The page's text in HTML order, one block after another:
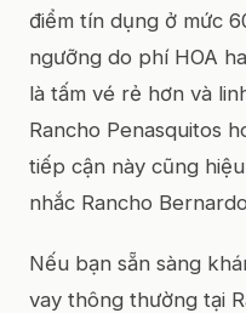
điểm tín dụng ở mức
ngưỡng do phí HOA
là tấm vé rẻ hơn và
Rancho Penasquitos
tiếp cận này cũng
nhắc Rancho
Nếu bạn sẵn sàng
vay thông thường tại